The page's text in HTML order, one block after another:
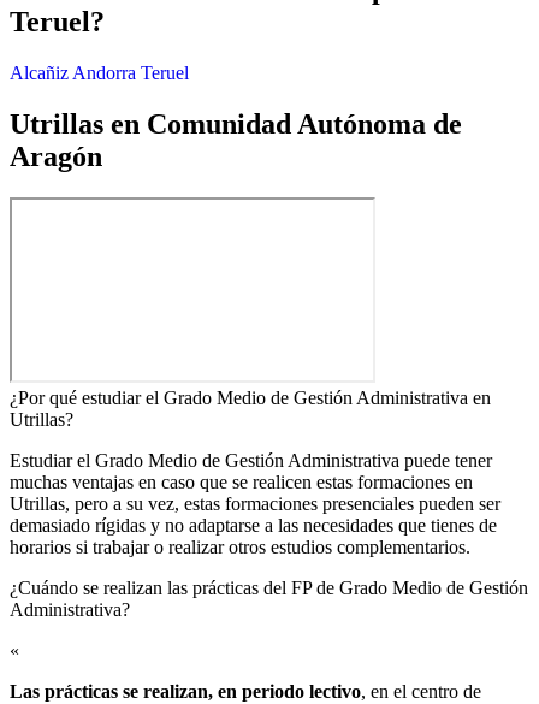
Teruel?
Alcañiz Andorra Teruel
Utrillas en Comunidad Autónoma de
Aragón
¿Por qué estudiar el Grado Medio de Gestión Administrativa en
Utrillas?
Estudiar el Grado Medio de Gestión Administrativa puede tener
muchas ventajas en caso que se realicen estas formaciones en
Utrillas, pero a su vez, estas formaciones presenciales pueden ser
demasiado rígidas y no adaptarse a las necesidades que tienes de
horarios si trabajar o realizar otros estudios complementarios.
¿Cuándo se realizan las prácticas del FP de Grado Medio de Gestión
Administrativa?​
«
Las prácticas se realizan, en periodo lectivo, en el centro de